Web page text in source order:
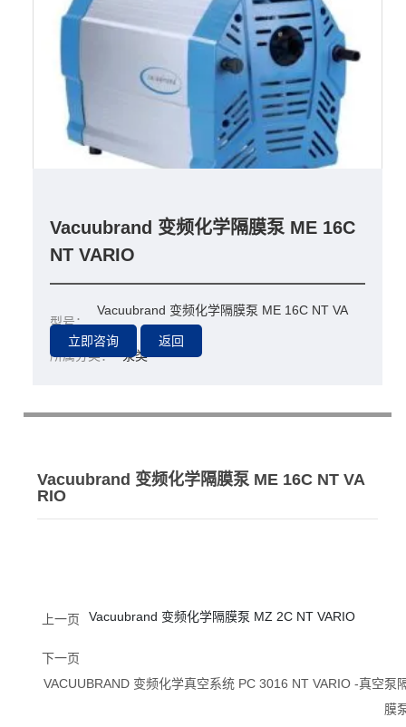
Vacuubrand 变频化学隔膜泵 ME 16C
NT VARIO
型号：
Vacuubrand 变频化学隔膜泵 ME 16C NT VA
RIO
所属分类：
泵类
Vacuubrand 变频化学隔膜泵 ME 16C NT VA
RIO
上一页 Vacuubrand 变频化学隔膜泵 MZ 2C NT VARIO
下一页
VACUUBRAND 变频化学真空系统 PC 3016 NT VARIO -真空泵
膜